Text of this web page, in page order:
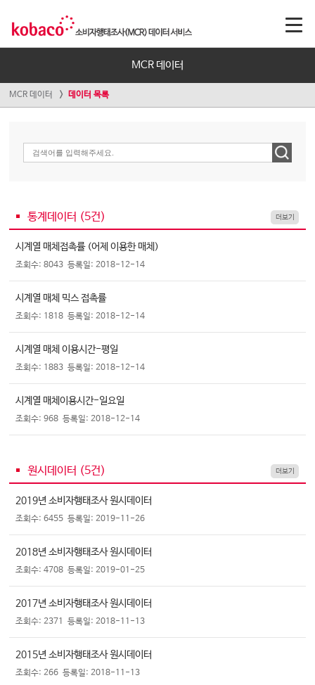
MCR 데이터
MCR 데이터 데이터 목록
통계데이터 (5건) 더보기
시계열 매체접촉률 (어제 이용한 매체)
조회수: 8043 등록일: 2018-12-14
시계열 매체 믹스 접촉률
조회수: 1818 등록일: 2018-12-14
시계열 매체 이용시간-평일
조회수: 1883 등록일: 2018-12-14
시계열 매체이용시간-일요일
조회수: 968 등록일: 2018-12-14
원시데이터 (5건) 더보기
2019년 소비자행태조사 원시데이터
조회수: 6455 등록일: 2019-11-26
2018년 소비자행태조사 원시데이터
조회수: 4708 등록일: 2019-01-25
2017년 소비자행태조사 원시데이터
조회수: 2371 등록일: 2018-11-13
2015년 소비자행태조사 원시데이터
조회수: 266 등록일: 2018-11-13